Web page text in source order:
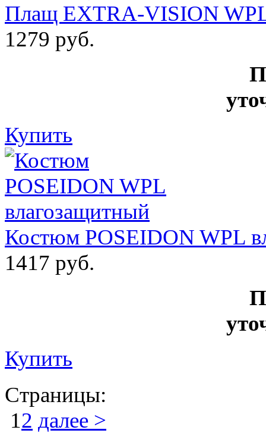
Плащ EXTRA-VISION
1279 руб.
Купить
Костюм POSEIDON WPL
1417 руб.
Купить
Страницы:
12 далее >